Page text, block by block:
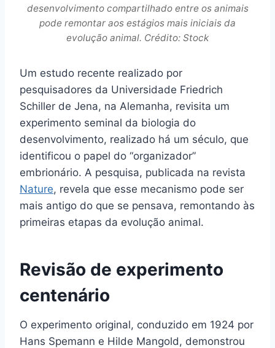
desenvolvimento compartilhado entre os animais
pode remontar aos estágios mais iniciais da
evolução animal. Crédito: Stock
Um estudo recente realizado por
pesquisadores da Universidade Friedrich
Schiller de Jena, na Alemanha, revisita um
experimento seminal da biologia do
desenvolvimento, realizado há um século, que
identificou o papel do “organizador”
embrionário. A pesquisa, publicada na revista
Nature, revela que esse mecanismo pode ser
mais antigo do que se pensava, remontando às
primeiras etapas da evolução animal.
Revisão de experimento
centenário
O experimento original, conduzido em 1924 por
Hans Spemann e Hilde Mangold, demonstrou